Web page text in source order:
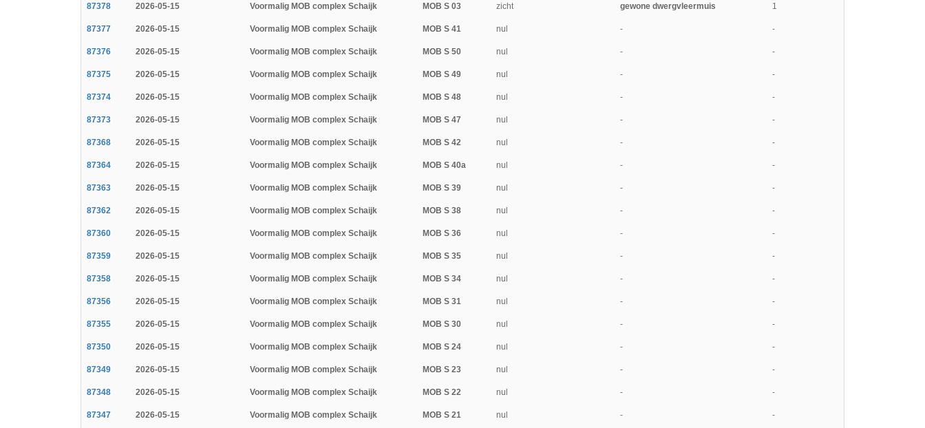
87378 2026-05-15 Voormalig MOB complex Schaijk MOB S 03 zicht gewone dwergvleermuis 1
87377 2026-05-15 Voormalig MOB complex Schaijk MOB S 41 nul - -
87376 2026-05-15 Voormalig MOB complex Schaijk MOB S 50 nul - -
87375 2026-05-15 Voormalig MOB complex Schaijk MOB S 49 nul - -
87374 2026-05-15 Voormalig MOB complex Schaijk MOB S 48 nul - -
87373 2026-05-15 Voormalig MOB complex Schaijk MOB S 47 nul - -
87368 2026-05-15 Voormalig MOB complex Schaijk MOB S 42 nul - -
87364 2026-05-15 Voormalig MOB complex Schaijk MOB S 40a nul - -
87363 2026-05-15 Voormalig MOB complex Schaijk MOB S 39 nul - -
87362 2026-05-15 Voormalig MOB complex Schaijk MOB S 38 nul - -
87360 2026-05-15 Voormalig MOB complex Schaijk MOB S 36 nul - -
87359 2026-05-15 Voormalig MOB complex Schaijk MOB S 35 nul - -
87358 2026-05-15 Voormalig MOB complex Schaijk MOB S 34 nul - -
87356 2026-05-15 Voormalig MOB complex Schaijk MOB S 31 nul - -
87355 2026-05-15 Voormalig MOB complex Schaijk MOB S 30 nul - -
87350 2026-05-15 Voormalig MOB complex Schaijk MOB S 24 nul - -
87349 2026-05-15 Voormalig MOB complex Schaijk MOB S 23 nul - -
87348 2026-05-15 Voormalig MOB complex Schaijk MOB S 22 nul - -
87347 2026-05-15 Voormalig MOB complex Schaijk MOB S 21 nul - -